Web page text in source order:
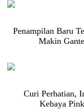
Penampilan Baru
Makin
Curi Perhatian,
Kebaya